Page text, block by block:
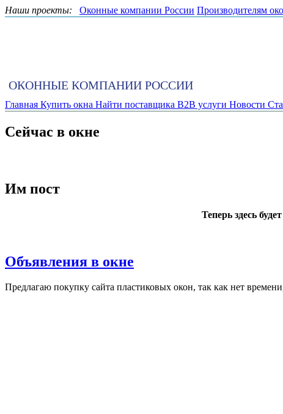
Наши проекты: Оконные компании России Производителям
ОКОННЫЕ КОМПАНИИ РОССИИ
Главная Купить окна Найти поставщика B2B услуги Новости
Сейчас в окне
Им пост
Теперь здесь
Объявления в окне
Пред­ла­гаю по­куп­ку сай­та плас­ти­ковых окон, так как нет